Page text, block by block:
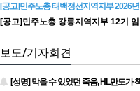
[공고]민주노총 태백정선지역지부 2026
[공고]민주노총 강릉지역지부 12기
보도/기자회견
[성명] 막을 수 있었던 죽음, HL만도가 책임져라 : 청년노동자 사